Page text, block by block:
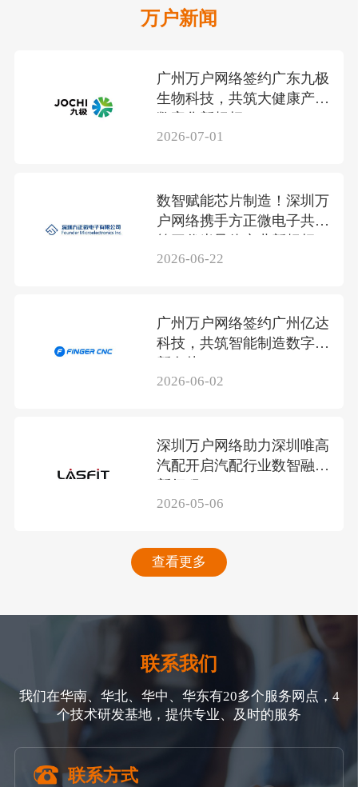
万户新闻
广州万户网络签约广东九极
生物科技，共筑大健康产业
2026-07-01
数智赋能芯片制造！深圳万
户网络携手方正微电子共筑
2026-06-22
广州万户网络签约广州亿达
科技，共筑智能制造数字化
新名片
2026-06-02
深圳万户网络助力深圳唯高
汽配开启汽配行业数智融合
新征程
2026-05-06
查看更多
联系我们
我们在华南、华北、华中、华东有20多个服务网点，4
个技术研发基地，提供专业、及时的服务
联系方式